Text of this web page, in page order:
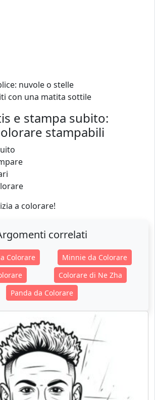
nuvole o stelle
con una matita sottile
e stampa subito:
stampabili
a colorare!
correlati
Colorare
Minnie da Colorare
Colorare di Ne Zha
Panda da Colorare